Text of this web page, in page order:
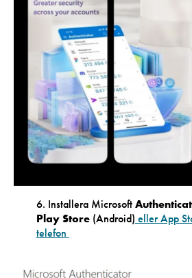
6. Installera Microsoft
Play Store (Android) eller App
telefon